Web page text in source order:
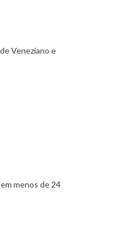
Veneziano e
menos de 24